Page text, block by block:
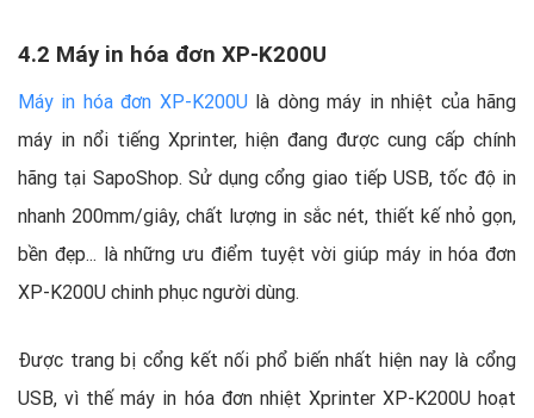
4.2 Máy in hóa đơn XP-K200U
Máy in hóa đơn XP-K200Ulà dòng máy in nhiệt của hãng
máy in nổi tiếng Xprinter, hiện đang được cung cấp chính
hãng tại SapoShop. Sử dụng cổng giao tiếp USB, tốc độ in
nhanh 200mm/giây, chất lượng in sắc nét, thiết kế nhỏ gọn,
bền đẹp... là những ưu điểm tuyệt vời giúp máy in hóa đơn
XP-K200U chinh phục người dùng.
Được trang bị cổng kết nối phổ biến nhất hiện nay là cổng
USB, vì thế máy in hóa đơn nhiệt Xprinter XP-K200U hoạt